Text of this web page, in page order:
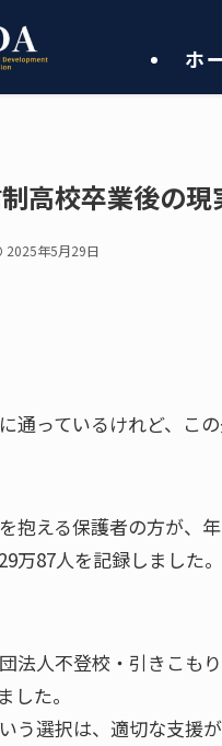
ホ
高校卒業後の
2025年5月29日
に通っているけれど、
抱える保護者の方が、
万87人を記録しました
法人不登校・引きこも
した。
う選択は、適切な支援